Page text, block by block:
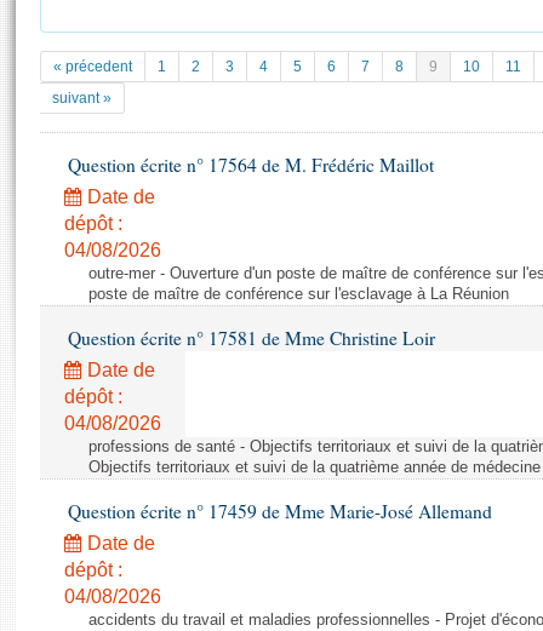
Documents parlementaires
Projets de loi
Propositions de loi
Amendements
Textes adoptés
Rapports d'information
Rapports législatifs
Rapports sur l'application des lois
Baromètre de l’application des lois
Dossiers législatifs
Budget et sécurité sociale
Questions écrites et orales
Comptes rendus des débats
Documents de référence
( Constitution | Règlement de l'Assemblée ... )
Histoire
Juniors
Anciennes législatures
Liens vers les sites publics
La Bibliothèque
Les archives
Contacts et plan d'accès
Photos libres de droit
« précedent 1 2 3 4 5 6 7 8 9 10
11
suivant »
Question écrite n° 17564 de M. Frédéric Maillot
Date de
dépôt :
04/08/2026
outre-mer - Ouverture d'un poste de maître de conférence sur
poste de maître de conférence sur l'esclavage à La Réunion
Question écrite n° 17581 de Mme Christine Loir
Date de
dépôt :
04/08/2026
professions de santé - Objectifs territoriaux et suivi de la
Objectifs territoriaux et suivi de la quatrième année de médecine
Question écrite n° 17459 de Mme Marie-José Allemand
Date de
dépôt :
04/08/2026
accidents du travail et maladies professionnelles - Projet